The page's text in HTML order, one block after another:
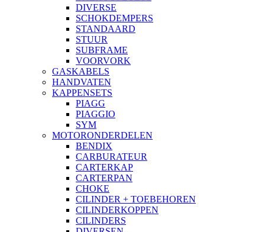
DIVERSE
SCHOKDEMPERS
STANDAARD
STUUR
SUBFRAME
VOORVORK
GASKABELS
HANDVATEN
KAPPENSETS
PIAGG
PIAGGIO
SYM
MOTORONDERDELEN
BENDIX
CARBURATEUR
CARTERKAP
CARTERPAN
CHOKE
CILINDER + TOEBEHOREN
CILINDERKOPPEN
CILINDERS